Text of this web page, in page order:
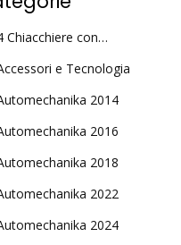
Chiacchiere con…
e Tecnologia
2014
2016
2018
2022
2024